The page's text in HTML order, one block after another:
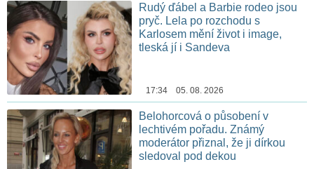
Rudý ďábel a Barbie rodeo jsou
pryč. Lela po rozchodu s
Karlosem mění život i image,
tleská jí i Sandeva
17:34 05. 08. 2026
Belohorcová o působení v
lechtivém pořadu. Známý
moderátor přiznal, že ji dírkou
sledoval pod dekou